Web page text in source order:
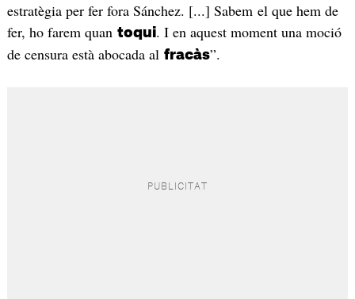
estratègia per fer fora Sánchez. [...] Sabem el que hem de
fer, ho farem quan toqui. I en aquest moment una moció
de censura està abocada al fracàs”.